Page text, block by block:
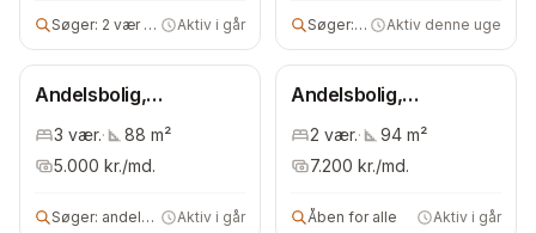
Søger: 2 vær andelsbolig Aktiv i går Søger:3 vær andelsbolig
Aktiv denne uge
Andelsbolig,
Vestervold
3 vær.· 88 m²
5.000 kr./md.
Søger: andelsbolig Aktiv i går
Andelsbolig,
Christianshavn
2 vær.· 94 m²
7.200 kr./md.
Åben for alle Aktiv i går